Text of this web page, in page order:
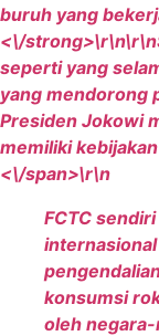
buruh yang
<\/strong>\r\n\r\n
seperti yang
yang mendorong
Presiden Jokowi
memiliki
<\/span>\r\n
FCTC
konsumsi
oleh